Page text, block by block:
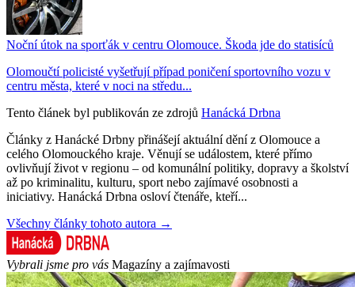
Noční útok na sporťák v centru Olomouce. Škoda jde do statisíců
Olomoučtí policisté vyšetřují případ poničení sportovního vozu v
centru města, které v noci na středu...
Tento článek byl publikován ze zdrojů Hanácká Drbna
Články z Hanácké Drbny přinášejí aktuální dění z Olomouce a
celého Olomouckého kraje. Věnují se událostem, které přímo
ovlivňují život v regionu – od komunální politiky, dopravy a školství
až po kriminalitu, kulturu, sport nebo zajímavé osobnosti a
iniciativy. Hanácká Drbna osloví čtenáře, kteří...
Všechny články tohoto autora →
Vybrali jsme pro vás Magazíny a zajímavosti